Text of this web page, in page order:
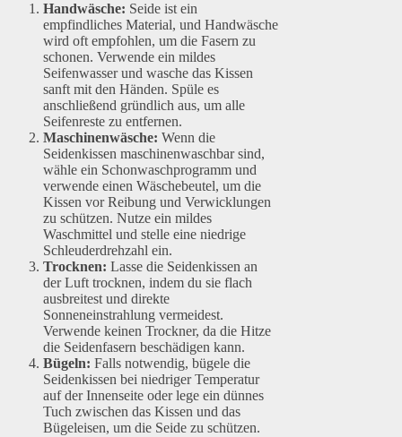
Handwäsche: Seide ist ein
empfindliches Material, und Handwäsche
wird oft empfohlen, um die Fasern zu
schonen. Verwende ein mildes
Seifenwasser und wasche das Kissen
sanft mit den Händen. Spüle es
anschließend gründlich aus, um alle
Seifenreste zu entfernen.
Maschinenwäsche: Wenn die
Seidenkissen maschinenwaschbar sind,
wähle ein Schonwaschprogramm und
verwende einen Wäschebeutel, um die
Kissen vor Reibung und Verwicklungen
zu schützen. Nutze ein mildes
Waschmittel und stelle eine niedrige
Schleuderdrehzahl ein.
Trocknen: Lasse die Seidenkissen an
der Luft trocknen, indem du sie flach
ausbreitest und direkte
Sonneneinstrahlung vermeidest.
Verwende keinen Trockner, da die Hitze
die Seidenfasern beschädigen kann.
Bügeln: Falls notwendig, bügele die
Seidenkissen bei niedriger Temperatur
auf der Innenseite oder lege ein dünnes
Tuch zwischen das Kissen und das
Bügeleisen, um die Seide zu schützen.